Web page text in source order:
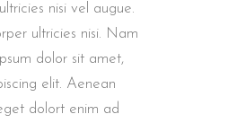
nisi vel augue.
ultricies nisi. Nam
dolor sit amet,
elit. Aenean
dolort enim ad